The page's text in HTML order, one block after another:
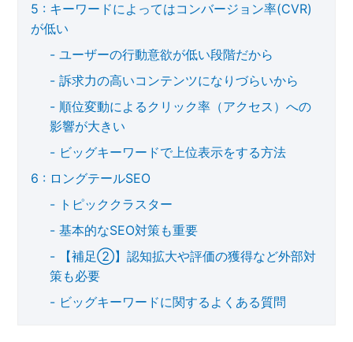
キーワードによってはコンバージョン率(CVR)
が低い
ユーザーの行動意欲が低い段階だから
訴求力の高いコンテンツになりづらいから
順位変動によるクリック率（アクセス）への
影響が大きい
ビッグキーワードで上位表示をする方法
ロングテールSEO
トピッククラスター
基本的なSEO対策も重要
【補足②】認知拡大や評価の獲得など外部対
策も必要
ビッグキーワードに関するよくある質問